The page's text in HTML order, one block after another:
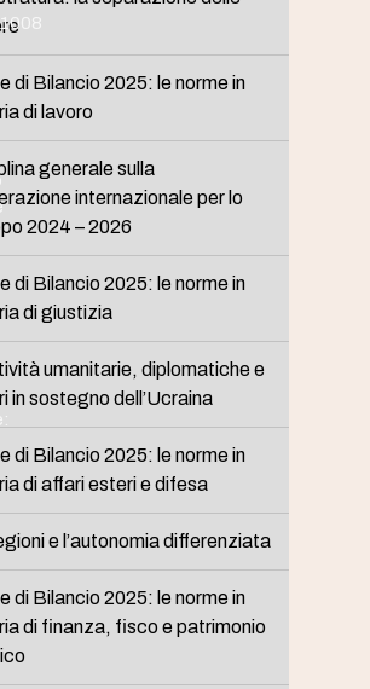
di Bilancio 2025: le norme in
di lavoro
generale sulla
internazionale per lo
2024 – 2026
di Bilancio 2025: le norme in
di giustizia
umanitarie, diplomatiche e
in sostegno dell’Ucraina
di Bilancio 2025: le norme in
di affari esteri e difesa
e l’autonomia differenziata
di Bilancio 2025: le norme in
di finanza, fisco e patrimonio